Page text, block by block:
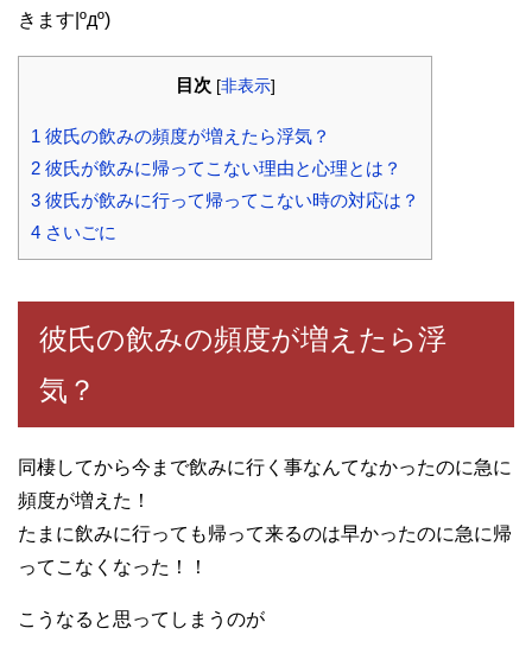
きます|ºдº)
目次 [非表示]
1 彼氏の飲みの頻度が増えたら浮気？
2 彼氏が飲みに帰ってこない理由と心理とは？
3 彼氏が飲みに行って帰ってこない時の対応は？
4 さいごに
彼氏の飲みの頻度が増えたら浮
気？
同棲してから今まで飲みに行く事なんてなかったのに急に
頻度が増えた！
たまに飲みに行っても帰って来るのは早かったのに急に帰
ってこなくなった！！
こうなると思ってしまうのが